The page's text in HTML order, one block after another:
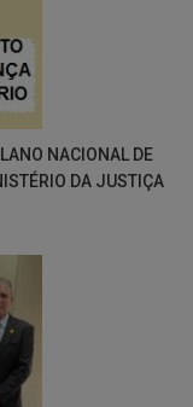
NACIONAL DE
DA JUSTIÇA